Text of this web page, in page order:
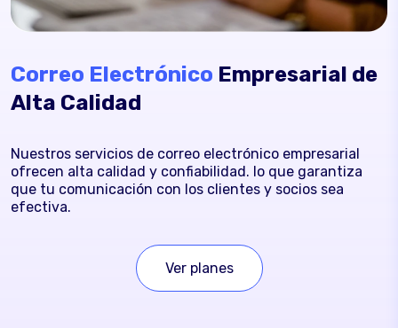
Correo Electrónico Empresarial de
Alta Calidad
Nuestros servicios de correo electrónico empresarial
ofrecen alta calidad y confiabilidad. lo que garantiza
que tu comunicación con los clientes y socios sea
efectiva.
Ver planes